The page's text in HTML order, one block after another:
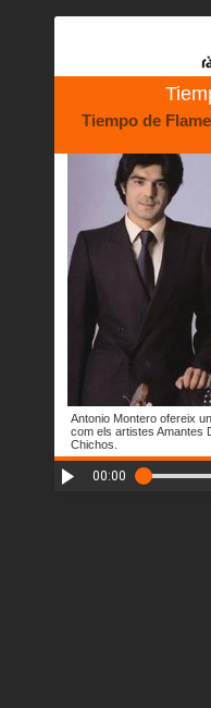
Tiempo de
Antonio Montero ofereix
com els artistes Amantes
Chichos.
00:00